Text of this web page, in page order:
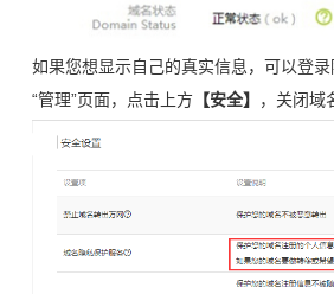
如果您想显示自己的真实信息，可以登录
“管理”页面，点击上方 【安全】 ，关闭域